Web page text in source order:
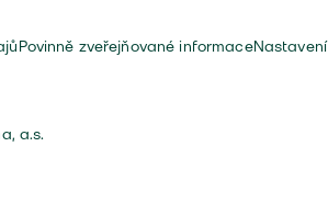
Povinně zveřejňované informace
a.s.